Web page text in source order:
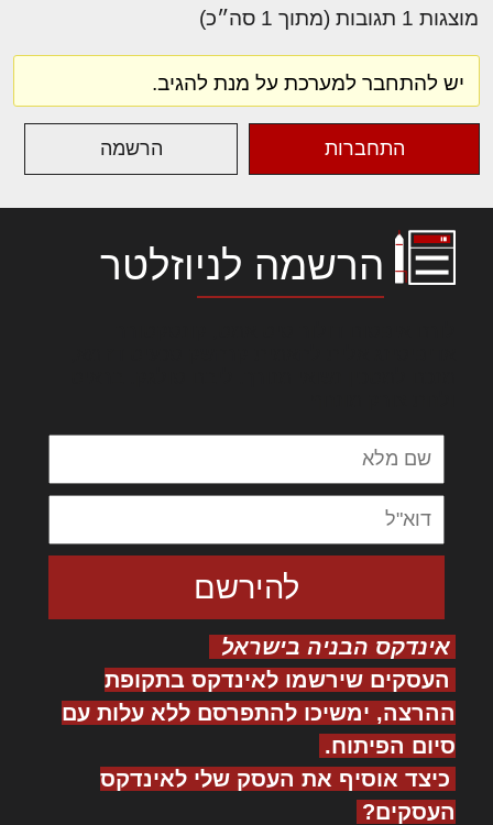
מוצגות 1 תגובות (מתוך 1 סה״כ)
יש להתחבר למערכת על מנת להגיב.
התחברות הרשמה
הרשמה לניוזלטר
אינדקס הבניה בישראל
העסקים שירשמו לאינדקס בתקופת
ההרצה, ימשיכו להתפרסם ללא עלות עם
סיום הפיתוח.
כיצד אוסיף את העסק שלי לאינדקס
העסקים?